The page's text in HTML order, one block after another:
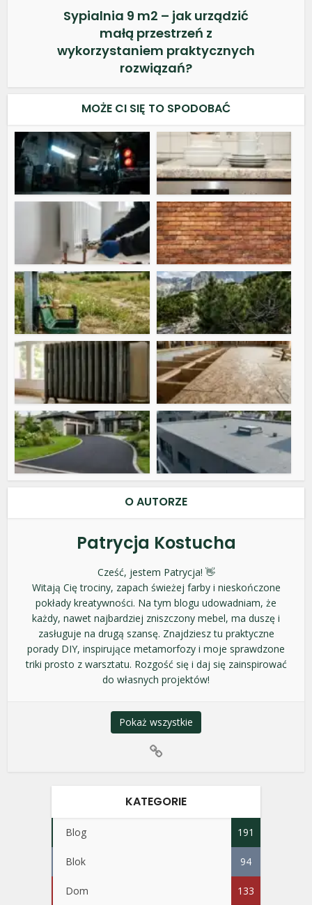
Sypialnia 9 m2 – jak urządzić
małą przestrzeń z
wykorzystaniem praktycznych
rozwiązań?
MOŻE CI SIĘ TO SPODOBAĆ
O AUTORZE
Patrycja Kostucha
Cześć, jestem Patrycja! 👋
Witają Cię trociny, zapach świeżej farby i nieskończone
pokłady kreatywności. Na tym blogu udowadniam, że
każdy, nawet najbardziej zniszczony mebel, ma duszę i
zasługuje na drugą szansę. Znajdziesz tu praktyczne
porady DIY, inspirujące metamorfozy i moje sprawdzone
triki prosto z warsztatu. Rozgość się i daj się zainspirować
do własnych projektów!
Pokaż wszystkie
KATEGORIE
Blog 191
Blok 94
Dom 133